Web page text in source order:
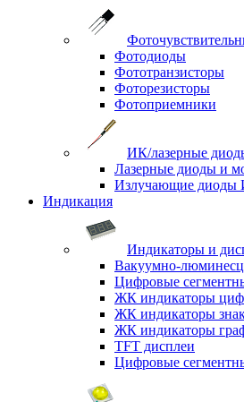
Фотодиоды
Фототранзисторы
Фоторезисторы
Фотоприемники
ИК/лазерные
Лазерные диоды и
Излучающие диоды
Индикация
Индикаторы и
Вакуумно-
Цифровые
ЖК индикаторы
ЖК индикаторы
ЖК индикаторы
TFT дисплеи
Цифровые